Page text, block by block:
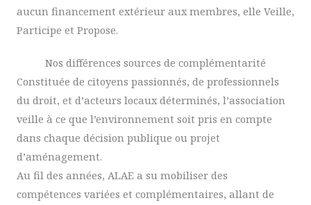
aucun financement extérieur aux membres, elle Veille,
Participe et Propose.
Nos différences sources de complémentarité
Constituée de citoyens passionnés, de professionnels
du droit, et d’acteurs locaux déterminés, l’association
veille à ce que l’environnement soit pris en compte
dans chaque décision publique ou projet
d’aménagement.
Au fil des années, ALAE a su mobiliser des
compétences variées et complémentaires, allant de